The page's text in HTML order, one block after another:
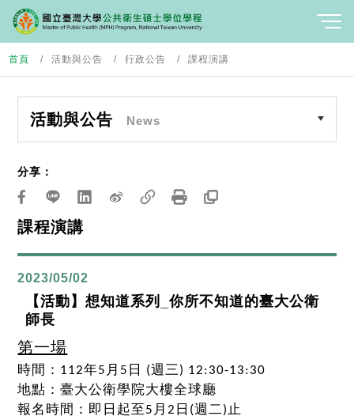
首頁 活動與公告 行政公告 課程演講
活動與公告 News
課程演講
分享：
2023/05/02
【活動】想知道系列_你所不知道的臺大公衛
師長
第一場
時間：112年5月5日 (週三) 12:30-13:30
地點：臺大公衛學院大樓全球廳
報名時間：即日起至 5月2日(週二)止